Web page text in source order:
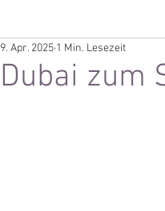
Dubai zum
9. Apr. 2025 1 Min. Lesezeit